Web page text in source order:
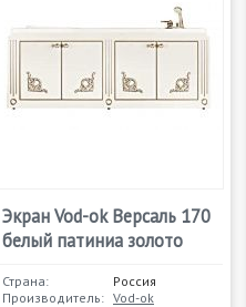
Экран Vod-ok Версаль 170
белый патиниа золото
Страна:
Россия
Производитель: Vod-ok